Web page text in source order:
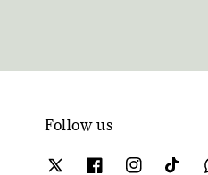
Follow us